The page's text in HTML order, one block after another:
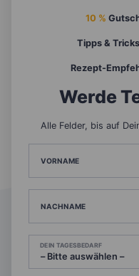
10 %
Tipps & Tricks
Rezept-
Werde
Alle Felder, bis auf
VORNAME
NACHNAME
DEIN TAGESBEDARF